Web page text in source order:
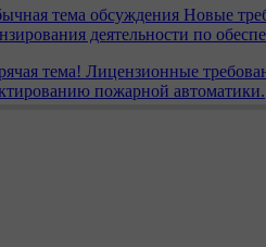
Новые
деятельности по
Лицензионные
пожарной автоматики.